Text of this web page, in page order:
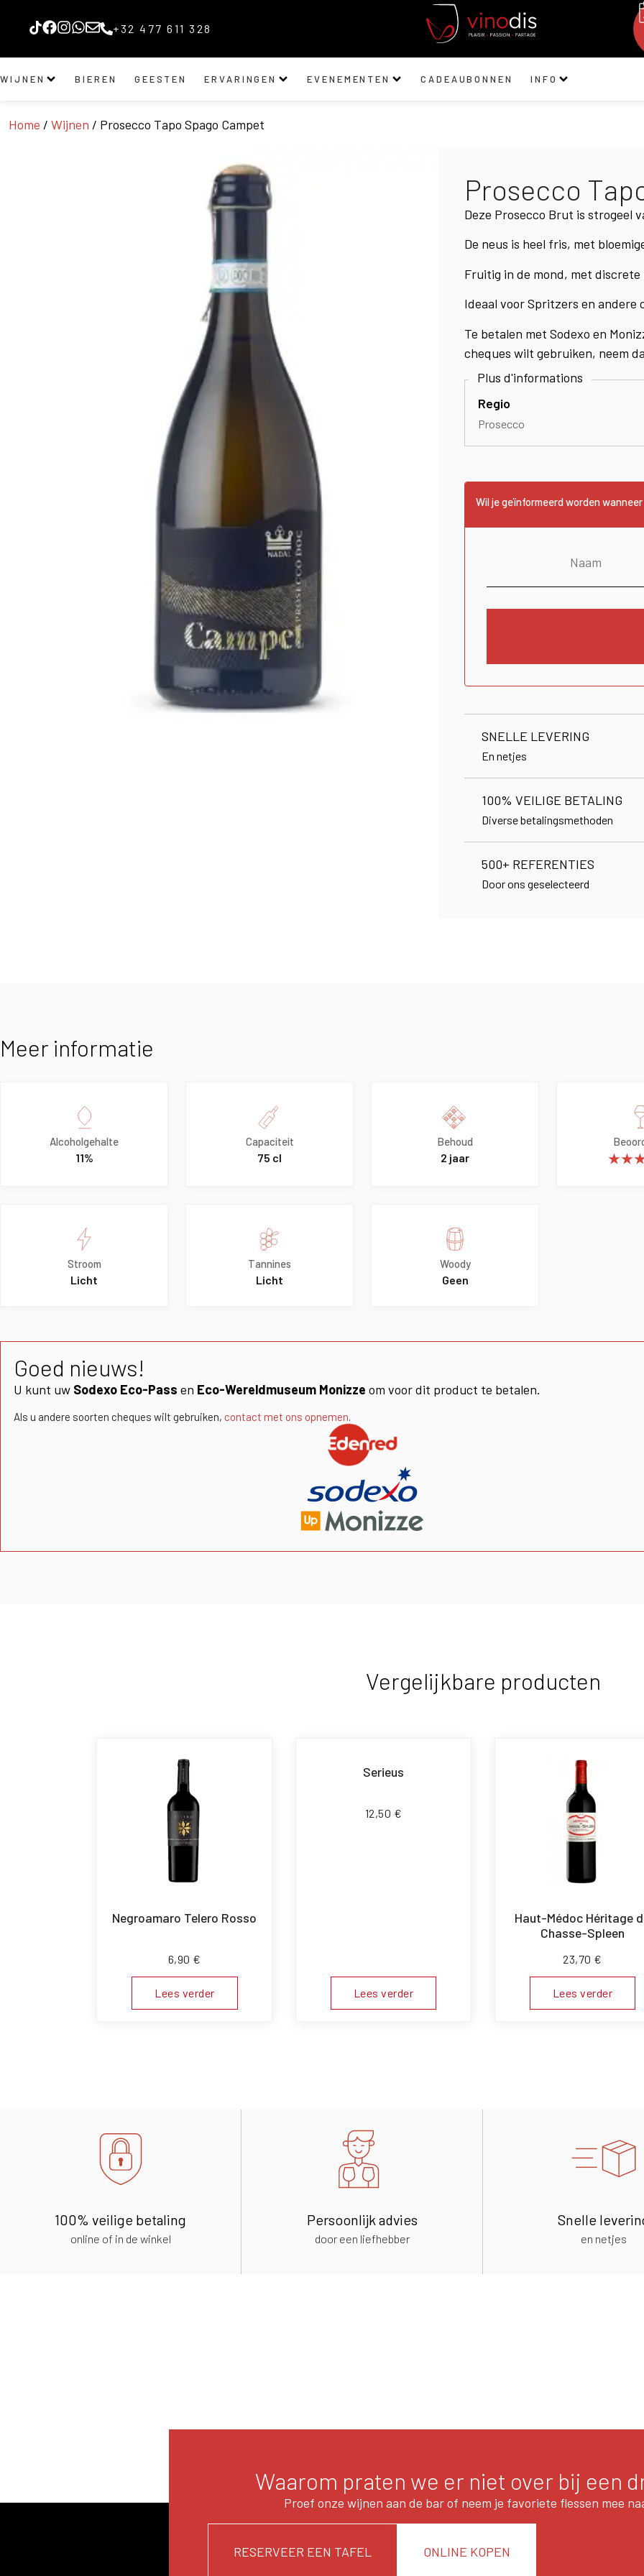
+32 477 611 328
WIJNEN BIEREN GEESTEN ERVARINGEN EVENEMENTEN CADEAUBONNEN INFO
Home / Wijnen / Prosecco Tapo Spago Campet
Prosecco
Deze Prosecco Brut is strogeel
De neus is heel fris, met
Fruitig in de mond, met
Ideaal voor Spritzers en andere
Te betalen met Sodexo en
cheques wilt gebruiken, neem
Regio
Prosecco
Wil je geïnformeerd worden
SNELLE LEVERING
En netjes
100% VEILIGE BETALING
Diverse betalingsmethoden
500+ REFERENTIES
Door ons geselecteerd
Meer informatie
Alcoholgehalte
11%
Capaciteit
75 cl
Behoud
2 jaar
Stroom
Licht
Tannines
Licht
Woody
Geen
Goed nieuws!
U kunt uw Sodexo Eco-Pass en Eco-Wereldmuseum Monizze om voor dit product te betalen.
Als u andere soorten cheques wilt gebruiken, contact met ons opnemen.
Vergelijkbare producten
Negroamaro Telero Rosso
6,90 €
Lees verder
Serieus
12,50 €
Lees verder
Haut-Médoc Héritage
Chasse-Spleen
23,70 €
Lees verder
100% veilige betaling
online of in de winkel
Persoonlijk advies
door een liefhebber
Snelle
en netjes
Waarom praten we er niet over bij een
Proef onze wijnen aan de bar of neem je favoriete flessen mee
RESERVEER EEN TAFEL ONLINE KOPEN